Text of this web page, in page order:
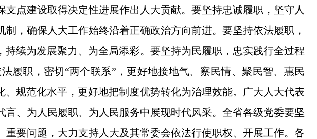
点建设取得决定性进展作出人大贡献。要坚持忠诚履职，坚守人
，确保人大工作始终沿着正确政治方向前进。要坚持依法履职，
续为发展聚力、为全局添彩。要坚持为民履职，忠实践行全过程
履职，密切“两个联系”，更好地接地气、察民情、聚民智、惠民
规范化水平，更好地把制度优势转化为治理效能。广大人大代表
、为人民履职、为人民服务中展现时代风采。全省各级党委要坚
要问题，大力支持人大及其常委会依法行使职权、开展工作。各